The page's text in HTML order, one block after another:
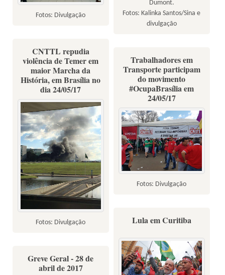
Dumont.
Fotos: Kalinka Santos/Sina e
divulgação
Fotos: Divulgação
CNTTL repudia
violência de Temer em
maior Marcha da
História, em Brasília no
dia 24/05/17
Fotos: Divulgação
Trabalhadores em
Transporte participam
do movimento
#OcupaBrasília em
24/05/17
Fotos: Divulgação
Lula em Curitiba
Greve Geral - 28 de
abril de 2017